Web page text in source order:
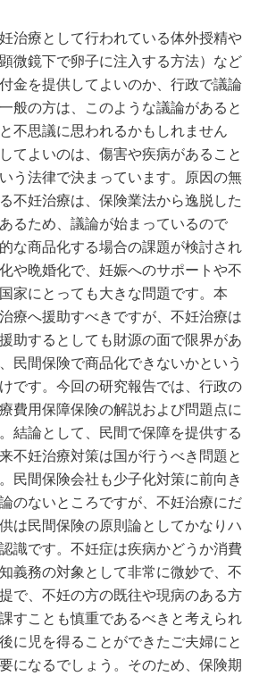
治療として行われている体外授精や
微鏡下で卵子に注入する方法）など
金を提供してよいのか、行政で議論
般の方は、このような議論があると
不思議に思われるかもしれません
てよいのは、傷害や疾病があること
う法律で決まっています。原因の無
不妊治療は、保険業法から逸脱した
るため、議論が始まっているので
な商品化する場合の課題が検討され
や晩婚化で、妊娠へのサポートや不
家にとっても大きな問題です。本
療へ援助すべきですが、不妊治療は
助するとしても財源の面で限界があ
民間保険で商品化できないかという
です。今回の研究報告では、行政の
費用保障保険の解説および問題点に
結論として、民間で保障を提供する
不妊治療対策は国が行うべき問題と
民間保険会社も少子化対策に前向き
のないところですが、不妊治療にだ
は民間保険の原則論としてかなりハ
識です。不妊症は疾病かどうか消費
義務の対象として非常に微妙で、不
で、不妊の方の既往や現病のある方
すことも慎重であるべきと考えられ
に児を得ることができたご夫婦にと
になるでしょう。そのため、保険期